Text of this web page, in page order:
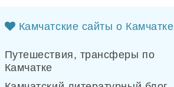
Камчатские сайты о Камчатке
Путешествия, трансферы по
Камчатке